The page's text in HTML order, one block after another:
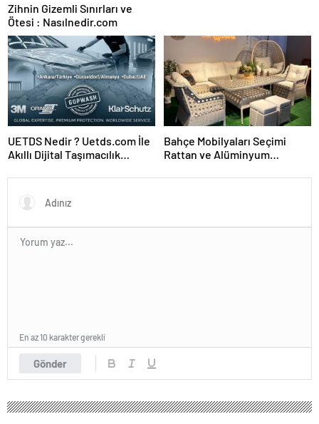
Zihnin Gizemli Sınırları ve
Ötesi : Nasılnedir.com
UETDS Nedir ? Uetds.com İle
Akıllı Dijital Taşımacılık
Bahçe Mobilyaları Seçimi
Rattan ve Alüminyum
Gönder
En az 10 karakter gerekli